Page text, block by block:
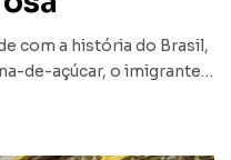
com a história do Brasil,
de-açúcar, o imigrante
de viver…